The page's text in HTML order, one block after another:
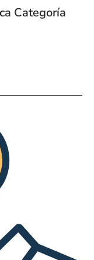
Categoría